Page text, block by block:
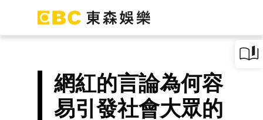
網紅的言論為何容
易引發社會大眾的